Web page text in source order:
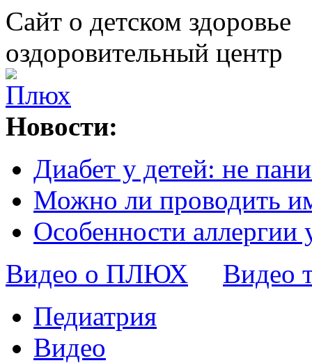
Сайт о детском здоровье
оздоровительный центр
Новости:
Диабет у детей: не
Можно ли проводить
Особенности аллергии
Видео о ПЛЮХ
Видео
Педиатрия
Видео